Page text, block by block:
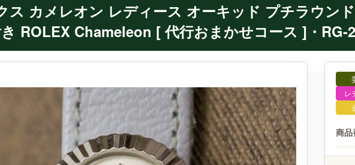
ス カメレオン レディース オーキッド プチラウン
き ROLEX Chameleon [ 代行おまかせコース ]・RG-
レ
商品